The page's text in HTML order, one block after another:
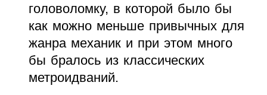
головоломку, в которой было бы
как можно меньше привычных для
жанра механик и при этом много
бы бралось из классических
метроидваний.